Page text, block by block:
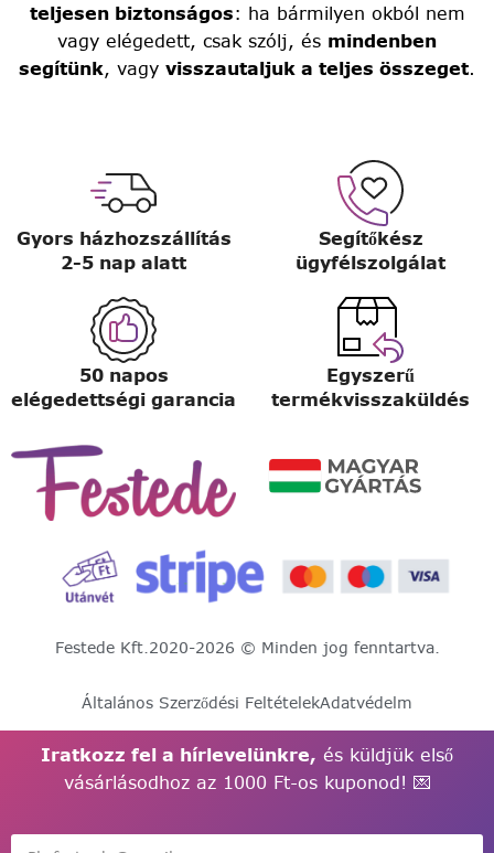
teljesen biztonságos: ha bármilyen okból nem
vagy elégedett, csak szólj, és mindenben
segítünk, vagy visszautaljuk a teljes összeget.
Gyors házhozszállítás
2-5 nap alatt
Segítőkész
ügyfélszolgálat
50 napos
elégedettségi garancia
Egyszerű
termékvisszaküldés
Festede Kft.2020-2026 © Minden jog fenntartva.
Általános Szerződési FeltételekAdatvédelm
Iratkozz fel a hírlevelünkre, és küldjük első
vásárlásodhoz az 1000 Ft-os kuponod! 💌